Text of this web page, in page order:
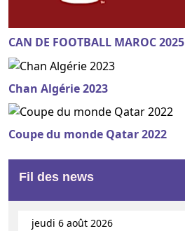
CAN DE FOOTBALL MAROC 2025
Chan Algérie 2023
Coupe du monde Qatar 2022
Fil des news
jeudi 6 août 2026